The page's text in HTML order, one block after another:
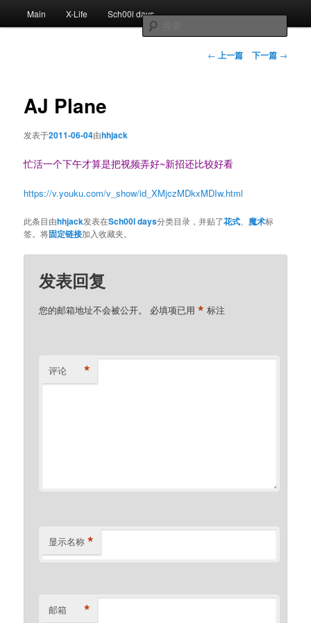
索
Main X-Life Sch00l days
文
← 上一篇 下一篇 →
AJ Plane
发表于2011-06-04由hhjack
忙活一个下午才算是把视频弄好~新招还比较好看
https://v.youku.com/v_show/id_XMjczMDkxMDIw.html
此条目由hhjack发表在Sch00l days分类目录，并贴了花式 魔术标
签。将固定链接加入收藏夹。
发表回复
您的邮箱地址不会被公开。 必填项已用* 标注
评论 *
显示名称 *
邮箱 *